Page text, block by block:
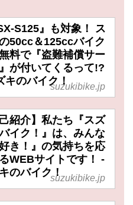
S125』も対象！ ス
50cc＆125ccバイク
料で『盗難補償サー
が付いてくるって!?
キのバイク！suzukibike.jp
己紹介】私たち『スズ
イク！』は、みんな
き！』の気持ちを応
WEBサイトです！ -
のバイク！suzukibike.jp